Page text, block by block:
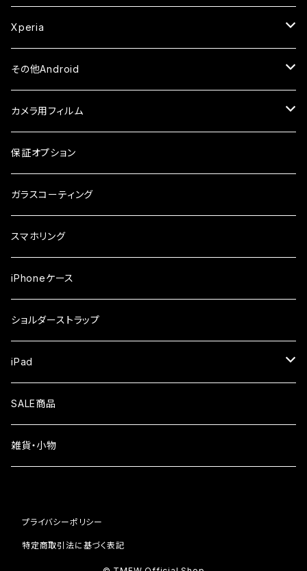
セラミックフィルム
セラミックフィルム
ガラスフィルム
ケース・カバー
iPhone6
ガラスフィルム
ケース・カバー
ケース
ガラスフィルム
ケース
iPhone7Plus
ガラスフィルム
ケース
iPhone8Plus
ガラスフィルム
ケース
セラミックフィルム
ケース
ガラスフィルム
セラミックフィルム
ケース
Xperia
ガラスフィルム
その他Android
AQUOS
ガラスフィルム
arrows
ガラスフィルム
シンプルスマホ
ガラスフィルム
らくらくスマホ
ガラスフィルム
OPPO
ガラスフィルム
Xiaomi
ガラスフィルム
カメラ用フィルム
iPhone
iPhone17e
iPhone17ProMax
iPhone16
iPhone15
iPhone13
Android
保証オプション
ガラスコーティング
スマホリング
iPhoneケース
ショルダーストラップ
iPad
液晶フィルム
SALE商品
雑貨・小物
プライバシーポリシー
特定商取引法に基づく表記